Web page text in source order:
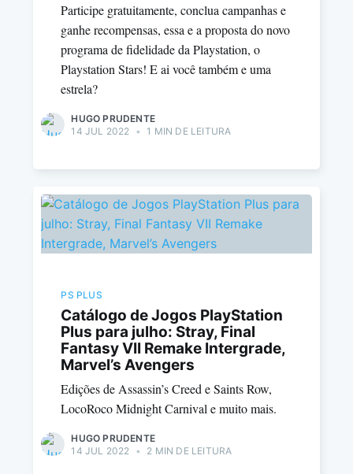
Participe gratuitamente, conclua campanhas e
ganhe recompensas, essa e a proposta do novo
programa de fidelidade da Playstation, o
Playstation Stars! E ai você também e uma
estrela?
HUGO PRUDENTE
14 JUL 2022
• 1 MIN DE LEITURA
PS PLUS
Catálogo de Jogos PlayStation
Plus para julho: Stray, Final
Fantasy VII Remake Intergrade,
Marvel’s Avengers
Edições de Assassin’s Creed e Saints Row,
LocoRoco Midnight Carnival e muito mais.
HUGO PRUDENTE
14 JUL 2022 • 2 MIN DE LEITURA